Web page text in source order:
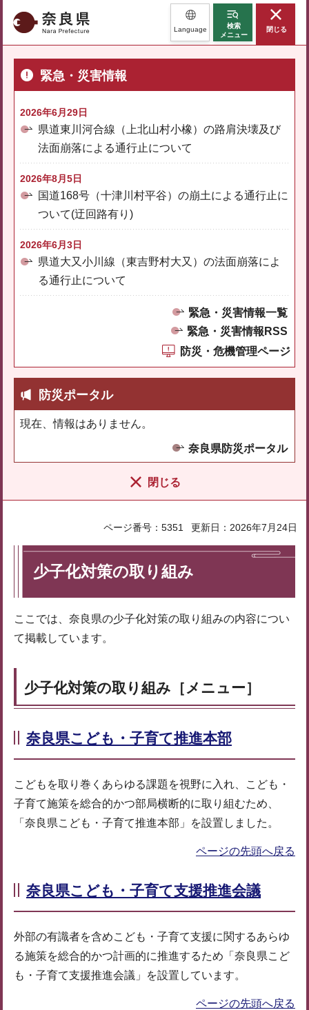
奈良県 Language
検索
メニュー
閉じる
緊急・災害情報
2026年6月29日
県道東川河合線（上北山村小橡）の路肩決壊及び
法面崩落による通行止について
2026年8月5日
国道168号（十津川村平谷）の崩土による通行止に
ついて(迂回路有り)
2026年6月3日
県道大又小川線（東吉野村大又）の法面崩落によ
る通行止について
緊急・災害情報一覧
緊急・災害情報RSS
防災・危機管理ページ
防災ポータル
現在、情報はありません。
奈良県防災ポータル
閉じる
ページ番号：5351 更新日：2026年7月24日
少子化対策の取り組み
ここでは、奈良県の少子化対策の取り組みの内容につい
て掲載しています。
少子化対策の取り組み［メニュー］
奈良県こども・子育て推進本部
こどもを取り巻くあらゆる課題を視野に入れ、こども・
子育て施策を総合的かつ部局横断的に取り組むため、
「奈良県こども・子育て推進本部」を設置しました。
ページの先頭へ戻る
奈良県こども・子育て支援推進会議
外部の有識者を含めこども・子育て支援に関するあらゆ
る施策を総合的かつ計画的に推進するため「奈良県こど
も・子育て支援推進会議」を設置しています。
ページの先頭へ戻る